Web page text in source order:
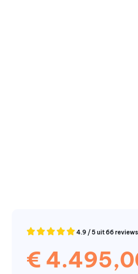
4.9 / 5 uit 66 reviews
€